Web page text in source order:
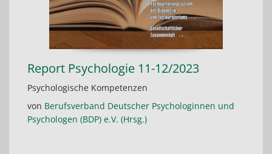
Report Psychologie 11-12/2023
Psychologische Kompetenzen
von Berufsverband Deutscher Psychologinnen und
Psychologen (BDP) e.V. (Hrsg.)